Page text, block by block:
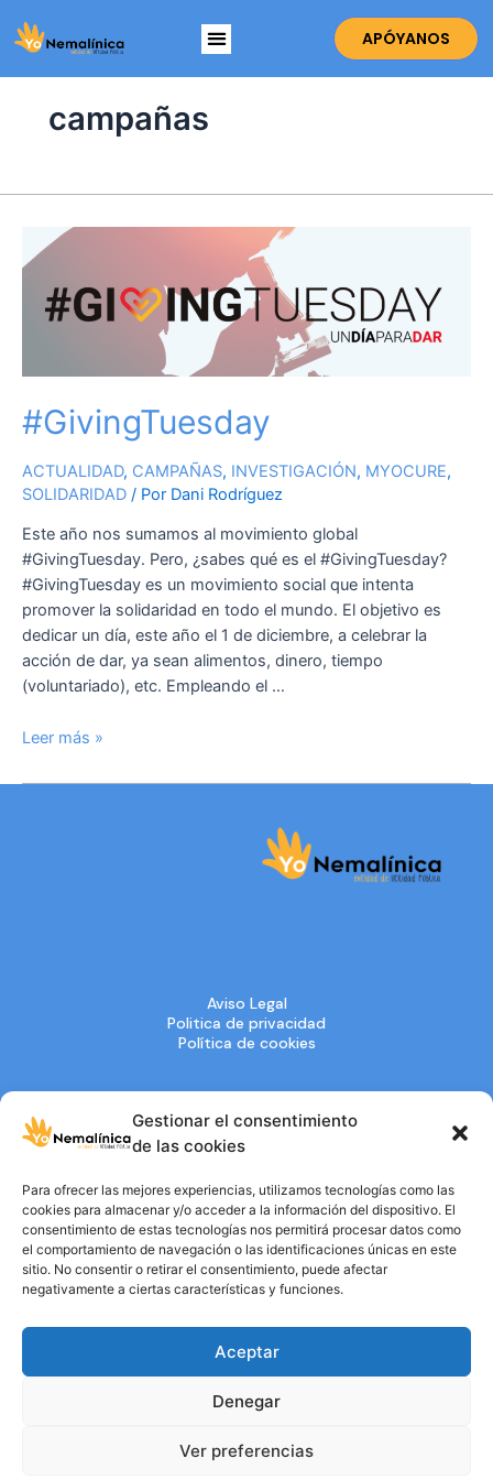
Gestionar el consentimiento
de las cookies
Para ofrecer las mejores experiencias, utilizamos tecnologías como las
cookies para almacenar y/o acceder a la información del dispositivo. El
consentimiento de estas tecnologías nos permitirá procesar datos como
el comportamiento de navegación o las identificaciones únicas en este
sitio. No consentir o retirar el consentimiento, puede afectar
negativamente a ciertas características y funciones.
Aceptar
Denegar
Ver preferencias
Menú APÓYANOS
campañas
#GivingTuesday
ACTUALIDAD, CAMPAÑAS, INVESTIGACIÓN, MYOCURE,
SOLIDARIDAD / Por Dani Rodríguez
Este año nos sumamos al movimiento global
#GivingTuesday. Pero, ¿sabes qué es el #GivingTuesday?
#GivingTuesday es un movimiento social que intenta
promover la solidaridad en todo el mundo. El objetivo es
dedicar un día, este año el 1 de diciembre, a celebrar la
acción de dar, ya sean alimentos, dinero, tiempo
(voluntariado), etc. Empleando el …
#GivingTuesday
Leer más »
Aviso Legal
Politica de privacidad
Política de cookies
UTILIDAD PÚBLICA